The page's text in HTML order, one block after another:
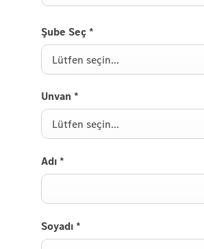
Şube Seç *
Lütfen seçin...
Unvan *
Lütfen seçin...
Adı *
Soyadı *